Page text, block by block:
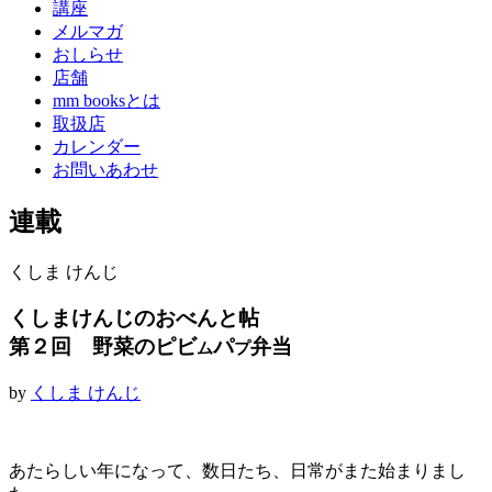
講座
メルマガ
おしらせ
店舗
mm booksとは
取扱店
カレンダー
お問いあわせ
連載
くしま けんじ
くしまけんじのおべんと帖
第２回 野菜のピビムパプ弁当
by くしま けんじ
あたらしい年になって、数日たち、日常がまた始まりまし